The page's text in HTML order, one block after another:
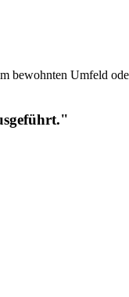
bewohnten Umfeld